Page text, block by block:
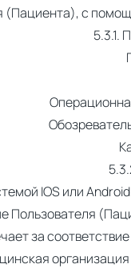
(Пациента), с
5.3.1.
IOS или
Пользователя
за